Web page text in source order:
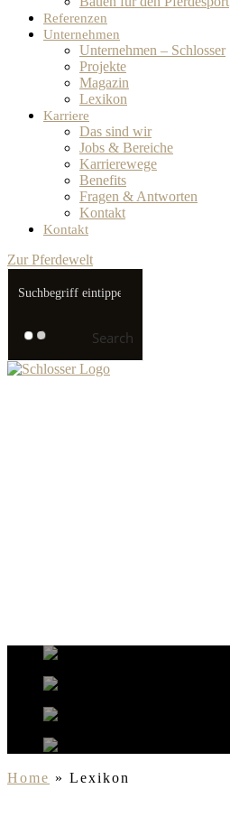
Referenzen
Unternehmen
Unternehmen – Schlosser
Projekte
Magazin
Lexikon
Karriere
Das sind wir
Jobs & Bereiche
Karrierewege
Benefits
Fragen & Antworten
Kontakt
Kontakt
Zur Pferdewelt
Search
Home » Lexikon